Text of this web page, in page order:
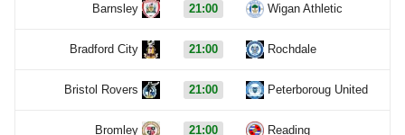
Barnsley 21:00 Wigan Athletic
Bradford City 21:00 Rochdale
Bristol Rovers 21:00 Peterboroug United
Bromley 21:00 Reading